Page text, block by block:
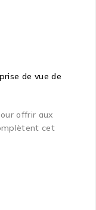
de vue de
offrir aux
cet